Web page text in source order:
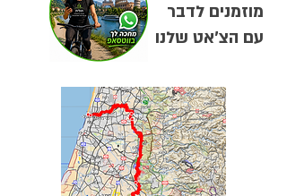
מוזמנים לדבר
עם הצ'אט שלנו